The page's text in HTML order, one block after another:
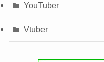
YouTuber
Vtuber